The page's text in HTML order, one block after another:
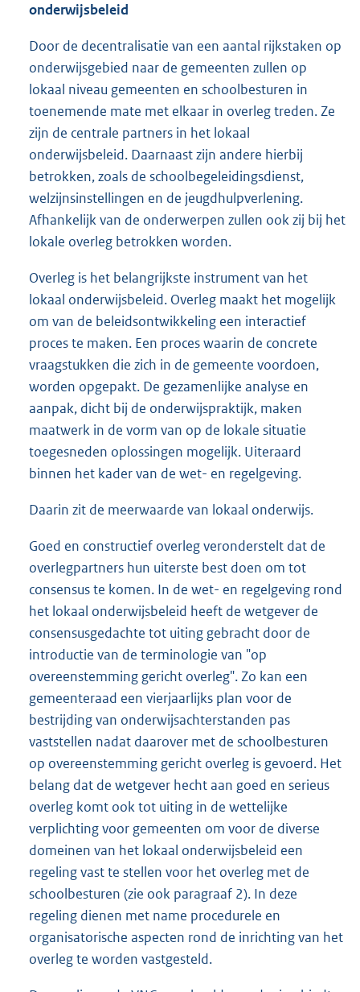
onderwijsbeleid
Door de decentralisatie van een aantal rijkstaken op
onderwijsgebied naar de gemeenten zullen op
lokaal niveau gemeenten en schoolbesturen in
toenemende mate met elkaar in overleg treden. Ze
zijn de centrale partners in het lokaal
onderwijsbeleid. Daarnaast zijn andere hierbij
betrokken, zoals de schoolbegeleidingsdienst,
welzijnsinstellingen en de jeugdhulpverlening.
Afhankelijk van de onderwerpen zullen ook zij bij het
lokale overleg betrokken worden.
Overleg is het belangrijkste instrument van het
lokaal onderwijsbeleid. Overleg maakt het mogelijk
om van de beleidsontwikkeling een interactief
proces te maken. Een proces waarin de concrete
vraagstukken die zich in de gemeente voordoen,
worden opgepakt. De gezamenlijke analyse en
aanpak, dicht bij de onderwijspraktijk, maken
maatwerk in de vorm van op de lokale situatie
toegesneden oplossingen mogelijk. Uiteraard
binnen het kader van de wet- en regelgeving.
Daarin zit de meerwaarde van lokaal onderwijs.
Goed en constructief overleg veronderstelt dat de
overlegpartners hun uiterste best doen om tot
consensus te komen. In de wet- en regelgeving rond
het lokaal onderwijsbeleid heeft de wetgever de
consensusgedachte tot uiting gebracht door de
introductie van de terminologie van "op
overeenstemming gericht overleg". Zo kan een
gemeenteraad een vierjaarlijks plan voor de
bestrijding van onderwijsachterstanden pas
vaststellen nadat daarover met de schoolbesturen
op overeenstemming gericht overleg is gevoerd. Het
belang dat de wetgever hecht aan goed en serieus
overleg komt ook tot uiting in de wettelijke
verplichting voor gemeenten om voor de diverse
domeinen van het lokaal onderwijsbeleid een
regeling vast te stellen voor het overleg met de
schoolbesturen (zie ook paragraaf 2). In deze
regeling dienen met name procedurele en
organisatorische aspecten rond de inrichting van het
overleg te worden vastgesteld.